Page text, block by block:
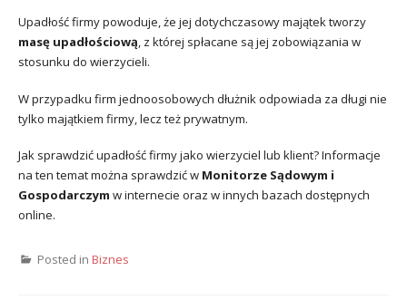
Upadłość firmy powoduje, że jej dotychczasowy majątek tworzy
masę upadłościową, z której spłacane są jej zobowiązania w
stosunku do wierzycieli.
W przypadku firm jednoosobowych dłużnik odpowiada za długi nie
tylko majątkiem firmy, lecz też prywatnym.
Jak sprawdzić upadłość firmy jako wierzyciel lub klient? Informacje
na ten temat można sprawdzić w Monitorze Sądowym i
Gospodarczym w internecie oraz w innych bazach dostępnych
online.
Posted in Biznes